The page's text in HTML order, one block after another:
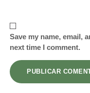
Save my name, email,
next time I comment.